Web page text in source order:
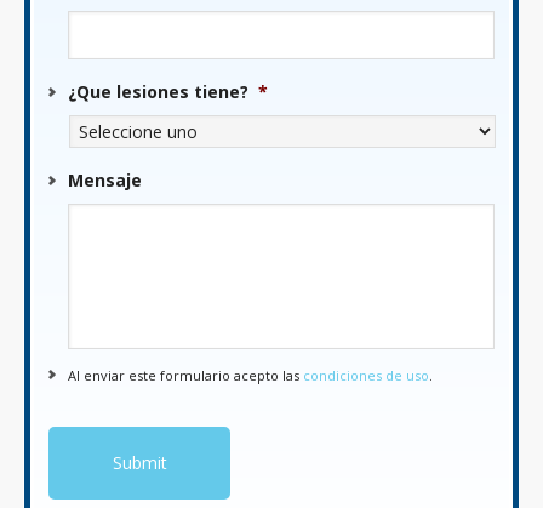
¿Que lesiones tiene? *
Mensaje
Al enviar este formulario acepto las condiciones de uso